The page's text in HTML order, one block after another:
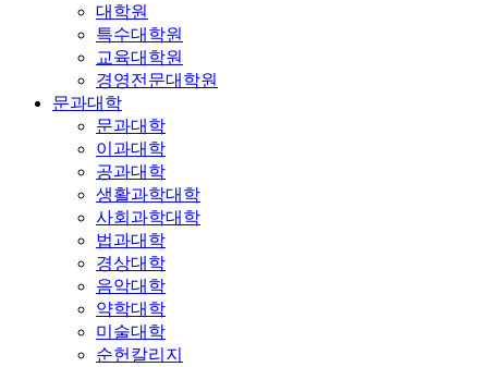
대학원
특수대학원
교육대학원
경영전문대학원
문과대학
문과대학
이과대학
공과대학
생활과학대학
사회과학대학
법과대학
경상대학
음악대학
약학대학
미술대학
순헌칼리지